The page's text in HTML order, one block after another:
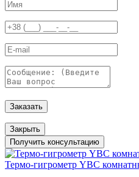
Заказать
Закрыть
Получить консультацию
Термо-гигрометр YBC